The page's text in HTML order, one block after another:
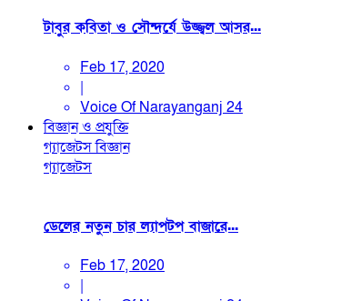
টাবুর কবিতা ও সৌন্দর্যে উজ্জ্বল আসর...
Feb 17, 2020
|
Voice Of Narayanganj 24
বিজ্ঞান ও প্রযুক্তি
গ্যাজেটসবিজ্ঞান
গ্যাজেটস
ডেলের নতুন চার ল্যাপটপ বাজারে...
Feb 17, 2020
|